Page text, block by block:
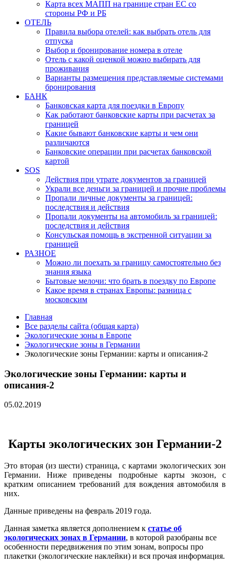
Карта всех МАПП на границе стран ЕС со
стороны РФ и РБ
ОТЕЛЬ
Правила выбора отелей: как выбрать отель для
отпуска
Выбор и бронирование номера в отеле
Отель с какой оценкой можно выбирать для
проживания
Варианты размещения представляемые системами
бронирования
БАНК
Банковская карта для поездки в Европу
Как работают банковские карты при расчетах за
границей
Какие бывают банковские карты и чем они
различаются
Банковские операции при расчетах банковской
картой
SOS
Действия при утрате документов за границей
Украли все деньги за границей и прочие проблемы
Пропали личные документы за границей:
последствия и действия
Пропали документы на автомобиль за границей:
последствия и действия
Консульская помощь в экстренной ситуации за
границей
РАЗНОЕ
Можно ли поехать за границу самостоятельно без
знания языка
Бытовые мелочи: что брать в поездку по Европе
Какое время в странах Европы: разница с
московским
Главная
Все разделы сайта (общая карта)
Экологические зоны в Европе
Экологические зоны в Германии
Экологические зоны Германии: карты и описания-2
Экологические зоны Германии: карты и
описания-2
05.02.2019
Карты экологических зон Германии-2
Это вторая (из шести) страница, с картами экологических зон
Германии. Ниже приведены подробные карты экозон, с
кратким описанием требований для вождения автомобиля в
них.
Данные приведены на февраль 2019 года.
Данная заметка является дополнением к статье об
экологических зонах в Германии, в которой разобраны все
особенности передвижения по этим зонам, вопросы про
плакетки (экологические наклейки) и вся прочая информация.